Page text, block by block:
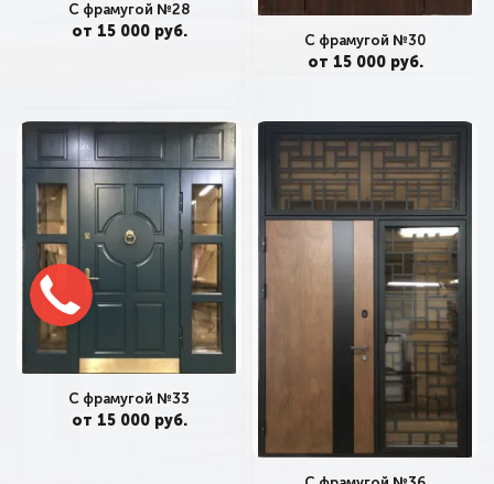
С фрамугой №28
от 15 000 руб. С фрамугой №30
от 15 000 руб.
С фрамугой №33
от 15 000 руб.